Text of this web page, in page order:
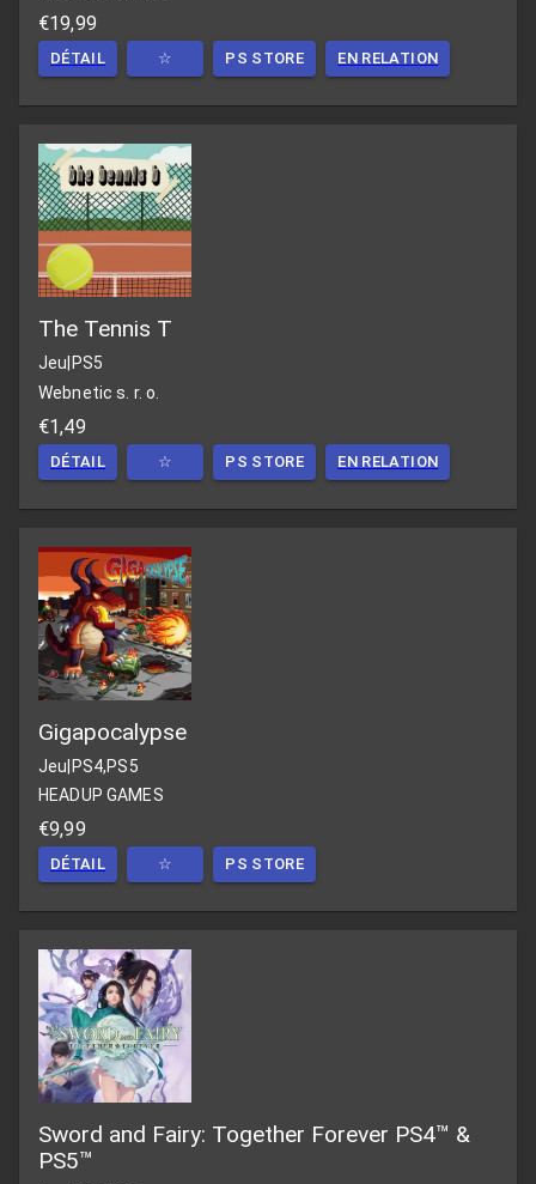
€19,99
DÉTAIL ☆ PS STORE EN RELATION
The Tennis T
Jeu PS5
Webnetic s. r. o.
€1,49
DÉTAIL ☆ PS STORE EN RELATION
Gigapocalypse
Jeu|PS4,PS5
HEADUP GAMES
€9,99
DÉTAIL ☆ PS STORE
Sword and Fairy: Together Forever PS4™ &
PS5™